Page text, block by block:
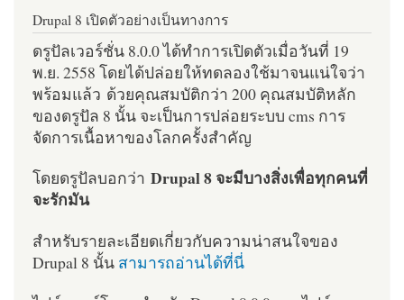
Drupal 8 เปิดตัวอย่างเป็นทางการ
ดรูปัลเวอร์ชั่น 8.0.0 ได้ทำการเปิดตัวเมื่อวันที่ 19
พ.ย. 2558 โดยได้ปล่อยให้ทดลองใช้มาจนแน่ใจว่า
พร้อมแล้ว ด้วยคุณสมบัติกว่า 200 คุณสมบัติหลัก
ของดรูปัล 8 นั้น จะเป็นการปล่อยระบบ cms การ
จัดการเนื้อหาของโลกครั้งสำคัญ
โดยดรูปัลบอกว่า Drupal 8 จะมีบางสิ่งเพื่อทุกคนที่
จะรักมัน
สำหรับรายละเอียดเกี่ยวกับความน่าสนใจของ
Drupal 8 นั้น สามารถอ่านได้ที่นี่